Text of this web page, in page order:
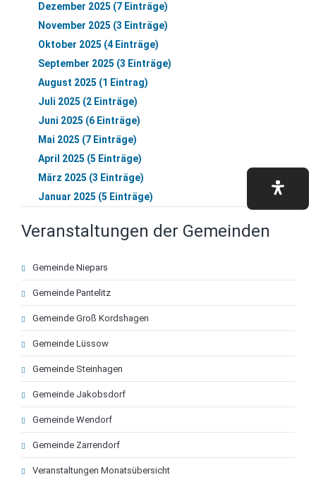
Dezember 2025 (7 Einträge)
November 2025 (3 Einträge)
Oktober 2025 (4 Einträge)
September 2025 (3 Einträge)
August 2025 (1 Eintrag)
Juli 2025 (2 Einträge)
Juni 2025 (6 Einträge)
Mai 2025 (7 Einträge)
April 2025 (5 Einträge)
März 2025 (3 Einträge)
Januar 2025 (5 Einträge)
Veranstaltungen der Gemeinden
Navigation
überspringen
Gemeinde Niepars
Gemeinde Pantelitz
Gemeinde Groß Kordshagen
Gemeinde Lüssow
Gemeinde Steinhagen
Gemeinde Jakobsdorf
Gemeinde Wendorf
Gemeinde Zarrendorf
Veranstaltungen Monatsübersicht